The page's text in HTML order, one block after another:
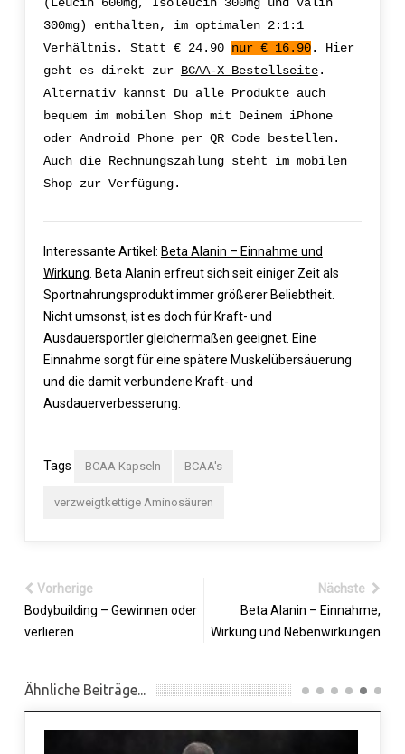
300mg) enthalten, im optimalen 2:1:1
Verhältnis. Statt € 24.90 nur € 16.90. Hier
geht es direkt zur BCAA-X Bestellseite.
Alternativ kannst Du alle Produkte auch
bequem im mobilen Shop mit Deinem iPhone
oder Android Phone per QR Code bestellen.
Auch die Rechnungszahlung steht im mobilen
Shop zur Verfügung.
Interessante Artikel: Beta Alanin – Einnahme und
Wirkung . Beta Alanin erfreut sich seit einiger Zeit als
Sportnahrungsprodukt immer größerer Beliebtheit.
Nicht umsonst, ist es doch für Kraft- und
Ausdauersportler gleichermaßen geeignet. Eine
Einnahme sorgt für eine spätere Muskelübersäuerung
und die damit verbundene Kraft- und
Ausdauerverbesserung.
Tags BCAA Kapseln BCAA's
verzweigtkettige Aminosäuren
Vorherige
Bodybuilding – Gewinnen oder
verlieren
Nächste
Beta Alanin – Einnahme,
Wirkung und Nebenwirkungen
Ähnliche Beiträge...